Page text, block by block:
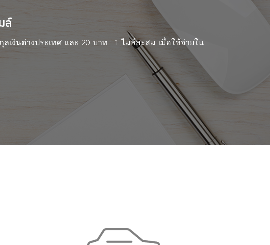
ล์
งินต่างประเทศ และ 20 บาท : 1 ไมล์สะสม เมื่อใช้จ่ายใน